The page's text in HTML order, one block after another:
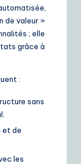
de valeur »
; elle
grâce à
:
sans
et de
les